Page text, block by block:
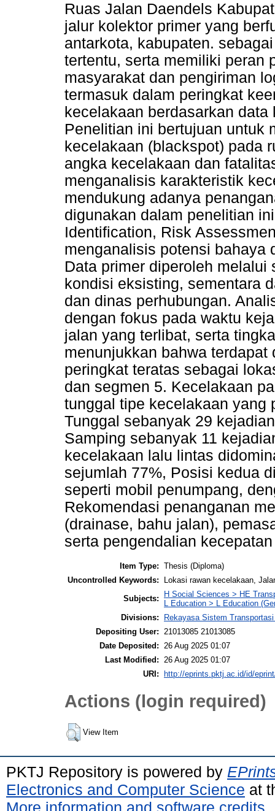
Ruas Jalan Daendels
jalur kolektor primer yang
antarkota, kabupaten.
tertentu, serta memiliki peran
masyarakat dan pengiriman
termasuk dalam peringkat
kecelakaan berdasarkan
Penelitian ini bertujuan untuk
kecelakaan (blackspot) pada
angka kecelakaan dan
menganalisis karakteristik
mendukung adanya
digunakan dalam penelitian
Identification, Risk
menganalisis potensi bahaya
Data primer diperoleh
kondisi eksisting, sementara
dan dinas perhubungan.
dengan fokus pada waktu
jalan yang terlibat, serta
menunjukkan bahwa
peringkat teratas sebagai
dan segmen 5. Kecelakaan
tunggal tipe kecelakaan yang
Tunggal sebanyak 29
Samping sebanyak 11
kecelakaan lalu lintas
sejumlah 77%, Posisi kedua
seperti mobil penumpang,
Rekomendasi penanganan
(drainase, bahu jalan),
serta pengendalian
Item Type: Thesis (Diploma)
Uncontrolled Keywords:
Lokasi rawan kecelakaan,
Subjects:
H Social Sciences > HE
L Education > L Education
Divisions:
Rekayasa Sistem
Depositing User: 21013085 21013085
Date Deposited: 26 Aug 2025 01:07
Last Modified: 26 Aug 2025 01:07
URI:
http://eprints.pktj.ac.id/id/
Actions (login required)
View Item
PKTJ Repository is powered by
Electronics and Computer Science at
More information and software credits